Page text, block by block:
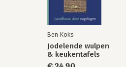
Ben Koks
Jodelende wulpen
& keukentafels